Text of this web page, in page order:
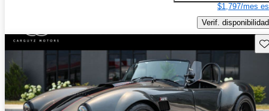
$1,797/mes
Verif. disponibilidad